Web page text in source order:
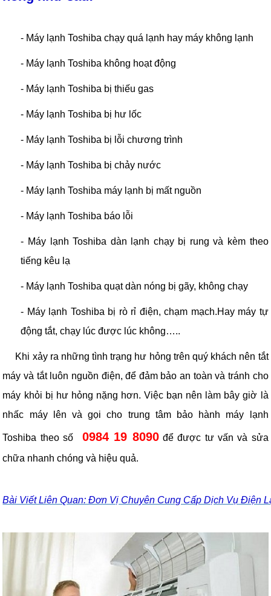
- Máy lạnh Toshiba chạy quá lạnh hay máy không lạnh
- Máy lạnh Toshiba không hoạt động
- Máy lạnh Toshiba bị thiếu gas
- Máy lạnh Toshiba bị hư lốc
- Máy lạnh Toshiba bị lỗi chương trình
- Máy lạnh Toshiba bị chảy nước
- Máy lạnh Toshiba máy lạnh bị mất nguồn
- Máy lạnh Toshiba báo lỗi
- Máy lạnh Toshiba dàn lạnh chạy bị rung và kèm theo
tiếng kêu lạ
- Máy lạnh Toshiba quạt dàn nóng bị gãy, không chạy
- Máy lạnh Toshiba bị rò rỉ điện, chạm mạch.Hay máy tự
động tắt, chạy lúc được lúc không…..
Khi xảy ra những tình trạng hư hỏng trên quý khách nên tắt
máy và tắt luôn nguồn điện, để đảm bảo an toàn và tránh cho
máy khỏi bị hư hỏng nặng hơn. Việc bạn nên làm bây giờ là
nhấc máy lên và gọi cho trung tâm bảo hành máy lạnh
Toshiba theo số 0984 19 8090để được tư vấn và sửa
chữa nhanh chóng và hiệu quả.
Bài Viết Liên Quan: Đơn Vị Chuyên Cung Cấp Dịch Vụ Điện